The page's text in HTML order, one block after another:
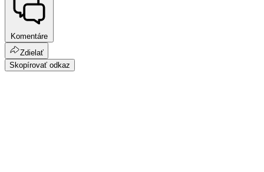
Komentáre
Zdielať
Skopírovať odkaz